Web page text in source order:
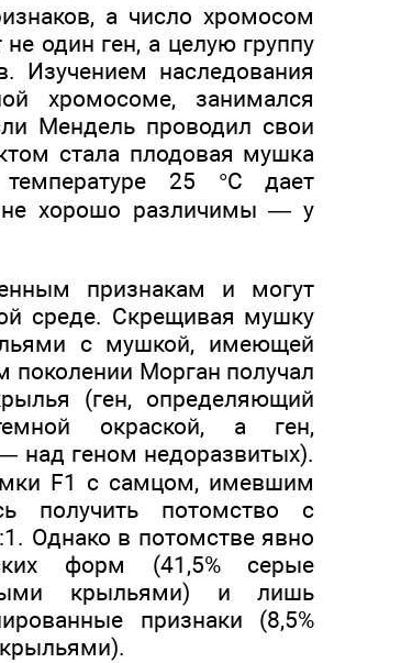
а число хромосом
один ген, а целую группу
Изучением наследования
хромосоме, занимался
Мендель проводил свои
стала плодовая мушка
25 °С дает
хорошо различимы — у
признакам и могут
среде. Скрещивая мушку
с мушкой, имеющей
поколении Морган получал
(ген, определяющий
окраской, а ген,
над геном недоразвитых).
F1 с самцом, имевшим
получить потомство с
Однако в потомстве явно
форм (41,5% серые
крыльями) и лишь
признаки (8,5%